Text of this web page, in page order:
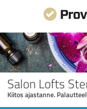
Salon Lofts
Kiitos ajastanne.